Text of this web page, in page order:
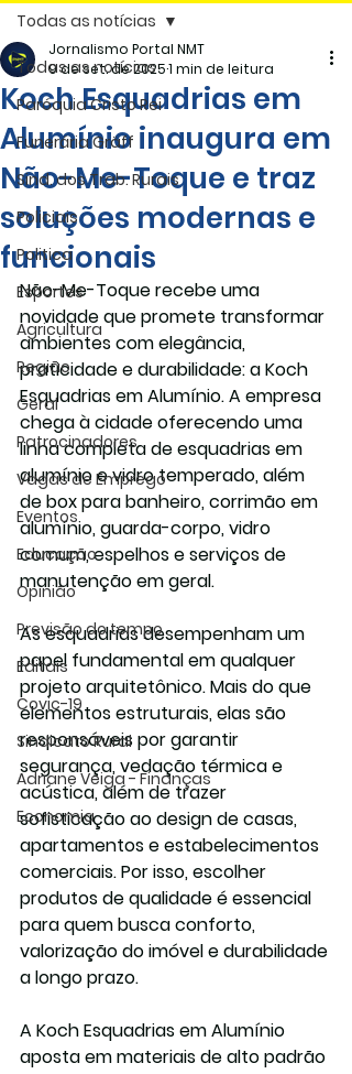
Todas as notícias
Paróquia Cristo Rei
Funerária Gräff
Sind. dos Trab. Rurais
Policiais
Politica
Esportes
Agricultura
Região
Geral
Patrocinadores
Vagas de Emprego
Eventos
Educação
Opinião
Previsão do tempo
Editais
Covic-19
Sindicato Rural
Adriane Veiga - Finanças
Economia
Todas as notícias
Koch Esquadrias em
Alumínio inaugura em
Não-Me-Toque e traz
soluções modernas e
funcionais
Jornalismo Portal NMT
9 de set. de 20251 min de leitura
Não-Me-Toque recebe uma
novidade que promete transformar
ambientes com elegância,
praticidade e durabilidade: a Koch
Esquadrias em Alumínio. A empresa
chega à cidade oferecendo uma
linha completa de esquadrias em
alumínio e vidro temperado, além
de box para banheiro, corrimão em
alumínio, guarda-corpo, vidro
comum, espelhos e serviços de
manutenção em geral.
As esquadrias desempenham um
papel fundamental em qualquer
projeto arquitetônico. Mais do que
elementos estruturais, elas são
responsáveis por garantir
segurança, vedação térmica e
acústica, além de trazer
sofisticação ao design de casas,
apartamentos e estabelecimentos
comerciais. Por isso, escolher
produtos de qualidade é essencial
para quem busca conforto,
valorização do imóvel e durabilidade
a longo prazo.
A Koch Esquadrias em Alumínio
aposta em materiais de alto padrão